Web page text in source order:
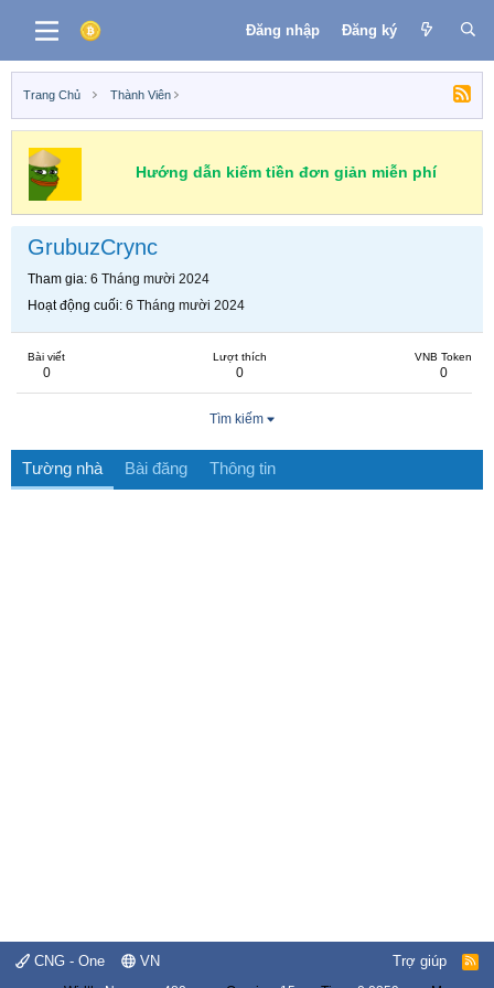
Đăng nhập Đăng ký
Trang Chủ Thành Viên
Hướng dẫn kiếm tiền đơn giản miễn phí
GrubuzCrync
Tham gia 6 Tháng mười 2024
Hoạt động cuối 6 Tháng mười 2024
Bài viết
0
Lượt thích
0
VNB Token
0
Tìm kiếm
Tường nhà Bài đăng Thông tin
CNG - One VN Trợ giúp
R